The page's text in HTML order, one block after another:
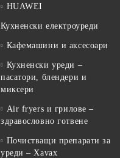
HUAWEI
Кухненски електроуреди
Кафемашини и аксесоари
Кухненски уреди –
пасатори, блендери и
миксери
Air fryers и грилове –
здравословно готвене
Почистващи препарати за
уреди – Xavax